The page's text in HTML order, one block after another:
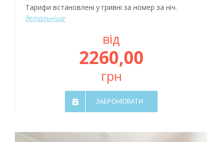
Тарифи встановлені у гривні за номер за ніч.
детальніше
від
2260,00
грн
ЗАБРОНЮВАТИ